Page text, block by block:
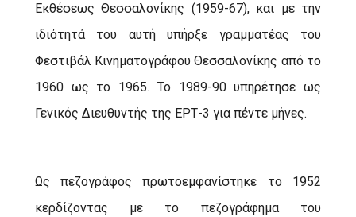
Εκθέσεως Θεσσαλονίκης (1959-67), και με την
ιδιότητά του αυτή υπήρξε γραμματέας του
Φεστιβάλ Κινηματογράφου Θεσσαλονίκης από το
1960 ως το 1965. Το 1989-90 υπηρέτησε ως
Γενικός Διευθυντής της ΕΡΤ-3 για πέντε μήνες.
Ως πεζογράφος πρωτοεμφανίστηκε το 1952
κερδίζοντας με το πεζογράφημα του